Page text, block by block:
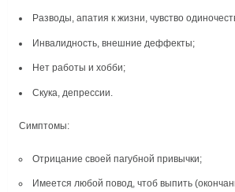
Разводы, апатия к жизни, чувство
Инвалидность, внешние деффекты;
Нет работы и хобби;
Скука, депрессии.
Симптомы:
Отрицание своей пагубной привычки;
Имеется любой повод, чтоб выпить